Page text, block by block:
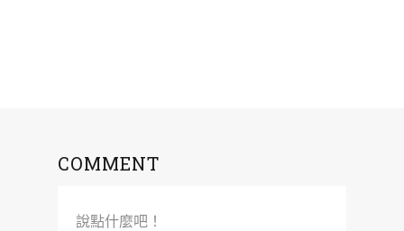
COMMENT
說點什麼吧！